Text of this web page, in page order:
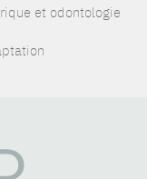
et odontologie